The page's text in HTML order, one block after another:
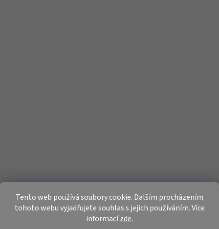
Tento web používá soubory cookie. Dalším procházením
tohoto webu vyjadřujete souhlas s jejich používáním. Více
informacízde.